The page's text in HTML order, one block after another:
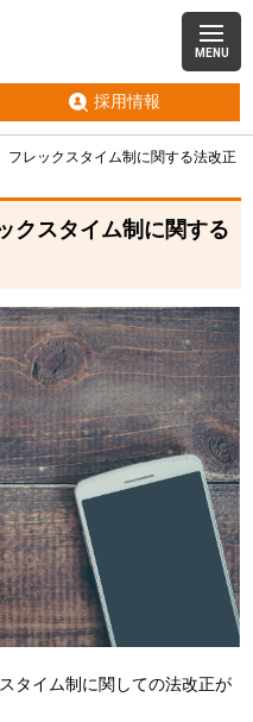
MENU
採用情報
フレックスタイム制に関する法改正
クスタイム制に関する
タイム制に関しての法改正が